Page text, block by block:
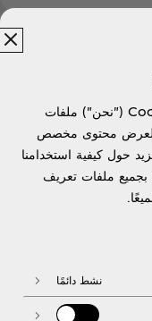
الشاب المحبوب في
الشهيرة ووسائل
عنتستخدم شركة Coca-Cola and Partners ("نحن") ملفات
ولعرض محتوى مخصص
حول كيفية استخدامنا
بجميع ملفات تعريف
نشط دائمًا